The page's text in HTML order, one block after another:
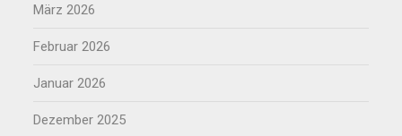
März 2026
Februar 2026
Januar 2026
Dezember 2025